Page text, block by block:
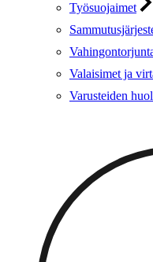
Työsuojaimet
Valaisimet ja
Varusteiden